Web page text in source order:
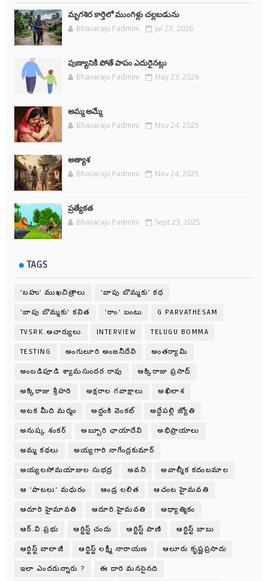
మృగశిర కార్తెలో ముంగిళ్లు చల్లబడును
Bhavaraju Padmini Jul 23, 2026
పుణ్యానికి పోతే పాపం ఎదురైనట్లు
Bhavaraju Padmini May 23, 2026
అమ్మ అమ్మే
Bhavaraju Padmini Nov 24, 2025
అత్యాశ
Bhavaraju Padmini Nov 24, 2025
ప్రత్యేకత
Bhavaraju Padmini Sept 23, 2025
TAGS
'బహు' ముఖచిత్రాలు 'బాపు బొమ్మకు' కధ
'బాపు బొమ్మకు' కవిత 'రాం' బంటు G PARVATHESAM
TVSRK.ఆచార్యులు INTERVIEW TELUGU BOMMA
TESTING అంగులూరి అంజనీదేవి అంతర్యామి
అంబడిపూడి శ్యామసుందర రావు అక్కిరాజు ప్రసాద్
అక్కిరాజు శ్రీహరి అక్షరాల గవాక్షాలు అఖిలాశ
అటక మీది మర్మం అద్దంకి వెంకట్ అద్దేపల్లి జ్యోతి
అనుష్క శంకర్ అబ్బూరి ఛాయాదేవి అభిప్రాయాలు
అమ్మ కథలు అయ్యగారి నాగేంద్రకుమార్
అయ్యలసోమయాజుల సుభద్ర అవని అవాల్మీక కదంబమాల
ఆ 'పాటలు' మధురం ఆండ్ర లలిత ఆచంట హైమవతి
ఆదూరి హైమావతి ఆదూరి.హైమవతి ఆధ్యాత్మికం
ఆర్.వి.ప్రభు ఆర్టిస్ట్ చందు ఆర్టిస్ట్ పాణి ఆర్టిస్ట్ బాబు
ఆర్టిస్ట్ బాలాజీ ఆర్టిస్ట్ లక్ష్మీ నారాయణ ఆలూరు కృష్ణప్రసాదు
ఇలా ఎందరున్నారు ? ఈ దారి మనసైనది